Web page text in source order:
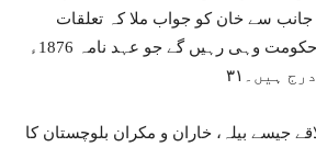
جانب سے خان کو جواب ملا کہ تعلقات
مابین قلات و برطانوی حکومت وہی رہیں گے جو عہد نامہ 1876ء
ہیں۔۳۱
جیسے بیلہ، خاران و مکران بلوچستان کا